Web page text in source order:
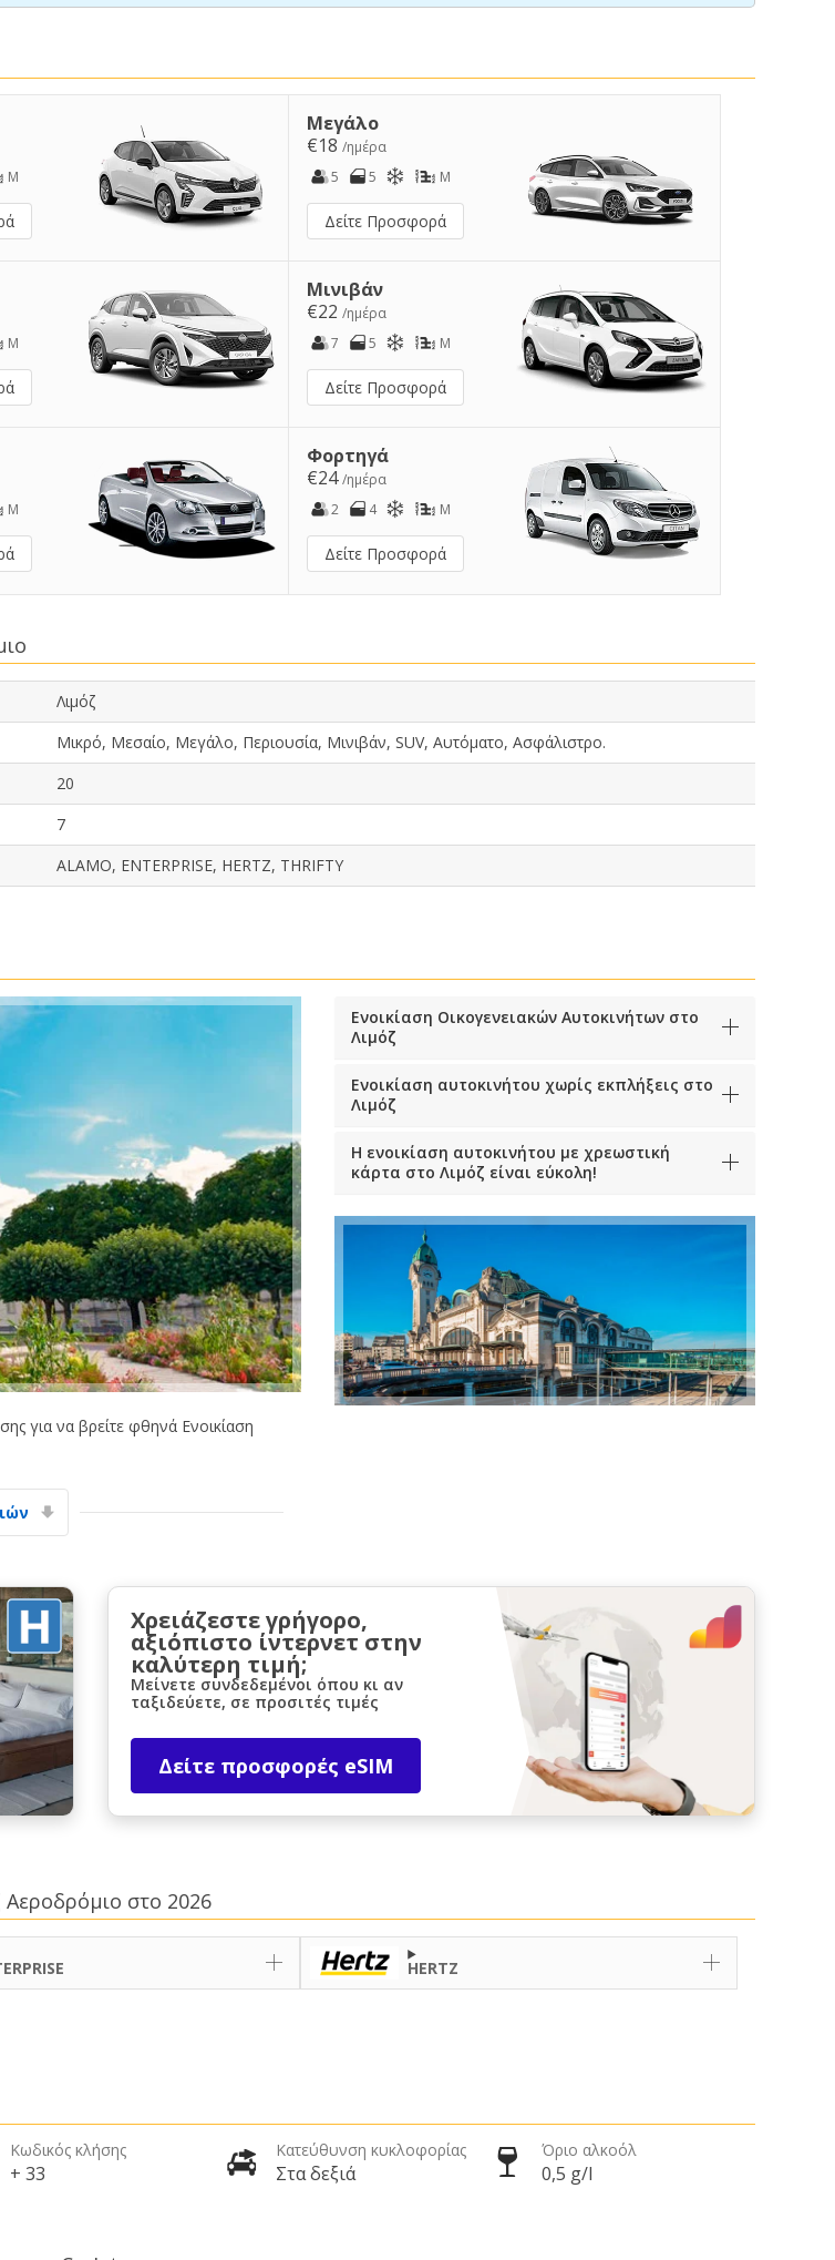
M
Μεγάλο
€18 /ημέρα
5
5 M
Δείτε Προσφορά
M
Μινιβάν
€22 /ημέρα
7
5 M
Δείτε Προσφορά
M
Φορτηγά
€24/ημέρα
2
4 M
Δείτε Προσφορά
Λιμόζ
Μικρό, Μεσαίο, Μεγάλο, Περιουσία, Μινιβάν, SUV, Αυτόματο, Ασφάλιστρο.
20
7
ALAMO, ENTERPRISE, HERTZ, THRIFTY
για να βρείτε φθηνά Ενοικίαση
Ενοικίαση Οικογενειακών Αυτοκινήτων στο
Λιμόζ
Ενοικίαση αυτοκινήτου χωρίς εκπλήξεις στο
Λιμόζ
Η ενοικίαση αυτοκινήτου με χρεωστική
κάρτα στο Λιμόζ είναι εύκολη!
Χρειάζεστε γρήγορο,
αξιόπιστο ίντερνετ στην
καλύτερη τιμή;
Μείνετε συνδεδεμένοι όπου κι αν
ταξιδεύετε, σε προσιτές τιμές
Δείτε προσφορές eSIM
Αεροδρόμιο στο 2026
HERTZ
Κωδικός κλήσης
+ 33
Κατεύθυνση κυκλοφορίας
Στα δεξιά
Όριο αλκοόλ
0,5 g/l
σε αποκλειστικές
Σύνδεση με eLink